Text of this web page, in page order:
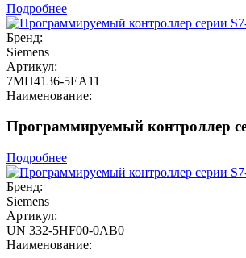
Подробнее
Бренд:
Siemens
Артикул:
7MH4136-5EA11
Наименование:
Программируемый контроллер
Подробнее
Бренд:
Siemens
Артикул:
UN 332-5HF00-0AB0
Наименование: